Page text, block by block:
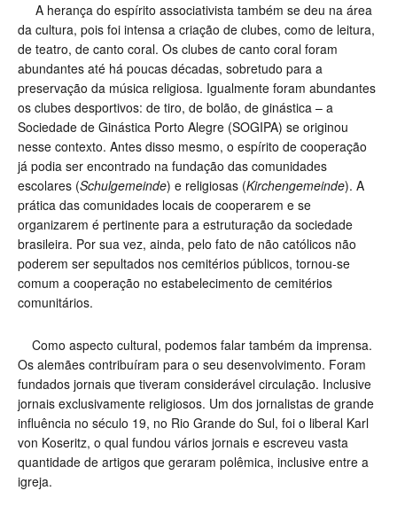
A herança do espírito associativista também se deu na área
da cultura, pois foi intensa a criação de clubes, como de leitura,
de teatro, de canto coral. Os clubes de canto coral foram
abundantes até há poucas décadas, sobretudo para a
preservação da música religiosa. Igualmente foram abundantes
os clubes desportivos: de tiro, de bolão, de ginástica – a
Sociedade de Ginástica Porto Alegre (SOGIPA) se originou
nesse contexto. Antes disso mesmo, o espírito de cooperação
já podia ser encontrado na fundação das comunidades
escolares (Schulgemeinde) e religiosas (Kirchengemeinde). A
prática das comunidades locais de cooperarem e se
organizarem é pertinente para a estruturação da sociedade
brasileira. Por sua vez, ainda, pelo fato de não católicos não
poderem ser sepultados nos cemitérios públicos, tornou-se
comum a cooperação no estabelecimento de cemitérios
comunitários.
Como aspecto cultural, podemos falar também da imprensa.
Os alemães contribuíram para o seu desenvolvimento. Foram
fundados jornais que tiveram considerável circulação. Inclusive
jornais exclusivamente religiosos. Um dos jornalistas de grande
influência no século 19, no Rio Grande do Sul, foi o liberal Karl
von Koseritz, o qual fundou vários jornais e escreveu vasta
quantidade de artigos que geraram polêmica, inclusive entre a
igreja.